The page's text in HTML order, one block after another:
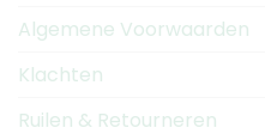
Algemene Voorwaarden
Klachten
Ruilen & Retourneren